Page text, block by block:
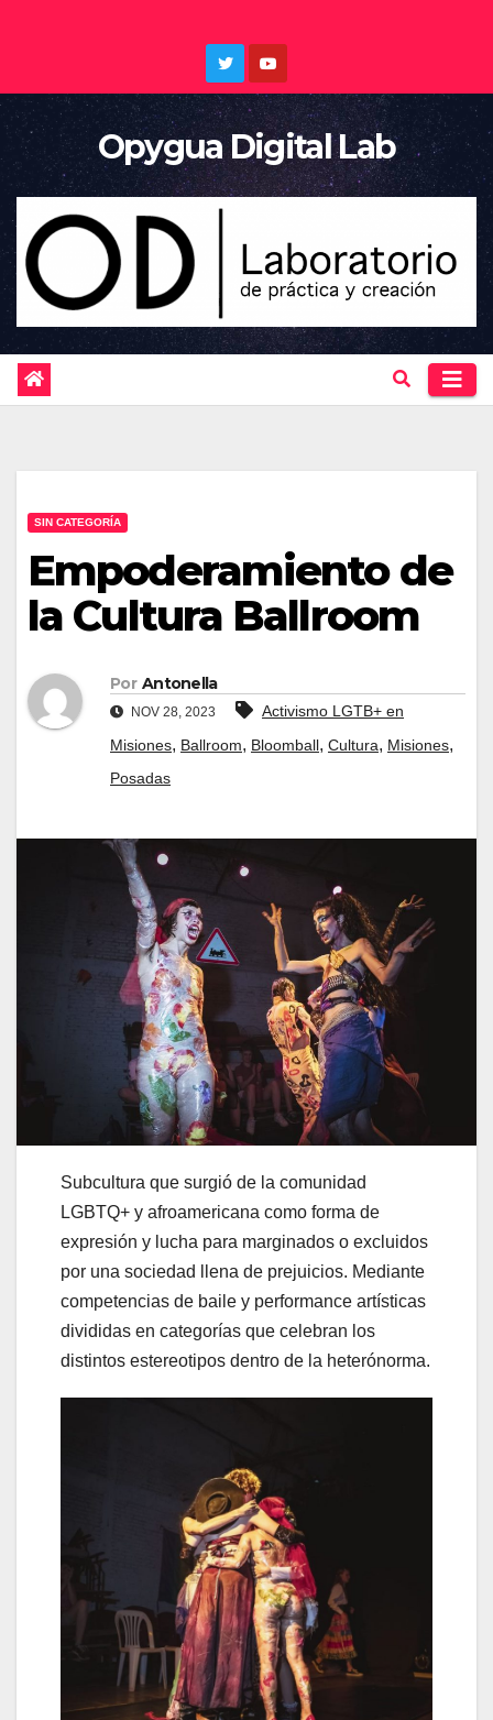
Opygua Digital Lab
SIN CATEGORÍA
Empoderamiento de
la Cultura Ballroom
Por Antonella
NOV 28, 2023
Activismo LGTB+ en
Misiones, Ballroom, Bloomball, Cultura, Misiones,
Posadas
Subcultura que surgió de la comunidad
LGBTQ+ y afroamericana como forma de
expresión y lucha para marginados o excluidos
por una sociedad llena de prejuicios. Mediante
competencias de baile y performance artísticas
divididas en categorías que celebran los
distintos estereotipos dentro de la heterónorma.